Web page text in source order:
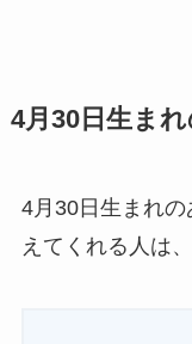
4月30日生ま
4月30日生まれ
えてくれる人は